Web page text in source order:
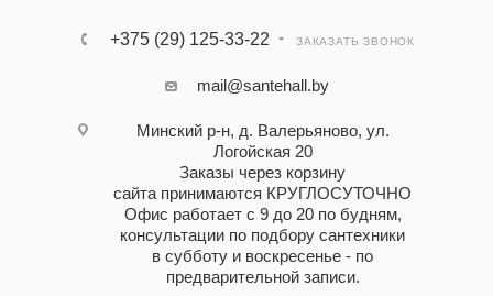
+375 (29) 125-33-22 ЗАКАЗАТЬ ЗВОНОК
mail@santehall.by
Минский р-н, д. Валерьяново, ул.
Логойская 20
Заказы через корзину
сайта принимаются КРУГЛОСУТОЧНО
Офис работает с 9 до 20 по будням,
консультации по подбору сантехники
в субботу и воскресенье - по
предварительной записи.